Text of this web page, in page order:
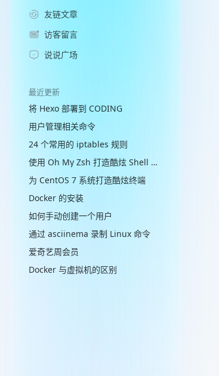
友链文章
访客留言
说说广场
最近更新
将 Hexo 部署到 CODING
用户管理相关命令
24 个常用的 iptables 规则
使用 Oh My Zsh 打造酷炫 Shell 终端
为 CentOS 7 系统打造酷炫终端
Docker 的安装
如何手动创建一个用户
通过 asciinema 录制 Linux 命令
爱奇艺周会员
Docker 与虚拟机的区别